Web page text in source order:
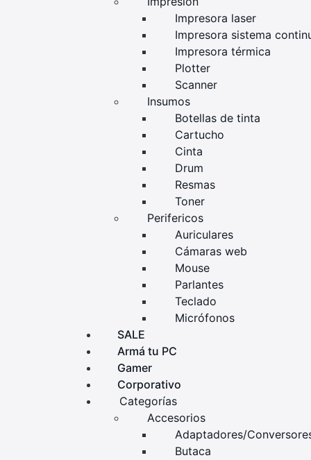
Impresora laser
Impresora sistema
Impresora térmica
Plotter
Scanner
Insumos
Botellas de tinta
Cartucho
Cinta
Drum
Resmas
Toner
Perifericos
Auriculares
Cámaras web
Mouse
Parlantes
Teclado
Micrófonos
SALE
Armá tu PC
Gamer
Corporativo
Categorías
Accesorios
Adaptadores/
Butaca